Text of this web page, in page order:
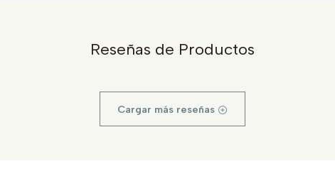
Reseñas de Productos
Cargar más reseñas